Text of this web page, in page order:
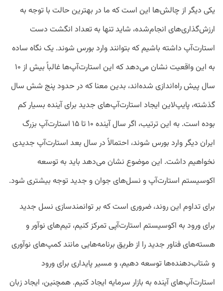
یکی دیگر از چالش‌ها این است که ما در بهترین حالت با توجه به
ارزش‌گذاری‌های انجام‌شده، شاید تنها به تعداد انگشت دست
استارت‌آپ داشته باشیم که بتوانند وارد بورس شوند. یک نگاه ساده
به این واقعیت نشان می‌دهد که این استارت‌آپ‌ها غالباً بیش از ۱۰
سال پیش راه‌اندازی شده‌اند، بدین معنا که در حدود پنج شش سال
گذشته، پایپ‌لاین ایجاد استارت‌آپ‌های جدید برای آینده بسیار کم
بوده است. به این ترتیب، اگر سال آینده ۱۰ تا ۱۵ استارت‌آپ بزرگ
ایران دیگر وارد بورس شوند، احتمالاً در سال بعد استارت‌آپ جدیدی
نخواهیم داشت. این موضوع نشان می‌دهد باید به توسعه
اکوسیستم استارت‌آپ و نسل‌های جوان و جدید توجه بیشتری شود.
برای تداوم این روند، ضروری است که بر توانمندسازی نسل جدید
برای ورود به اکوسیستم استارت‌آپی تمرکز کنیم، تیم‌های نوآور و
هسته‌های فناور جدید را از طریق برنامه‌هایی مانند کمپ‌های نوآوری
و شتاب‌دهنده‌ها توسعه دهیم، و مسیر پایداری برای ورود
استارت‌آپ‌های آینده به بازار سرمایه ایجاد کنیم. همچنین، ایجاد زبان